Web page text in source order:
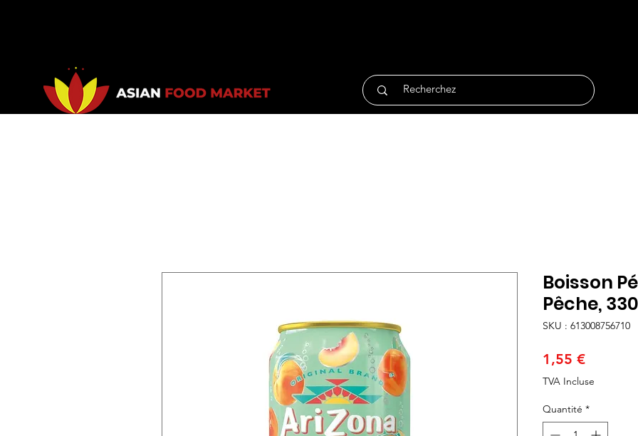
Boisson
Pêche,
SKU : 613008756710
1,55 €Prix
TVA Incluse
Quantité *